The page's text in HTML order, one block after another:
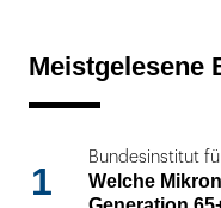
Meistgelesene
1
Bundesinstitut
Welche